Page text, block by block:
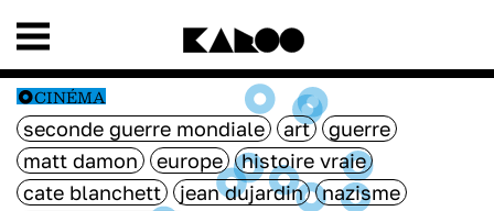
CINÉMA
seconde guerre mondiale art
guerre
matt damon
europe
histoire vraie
cate blanchett
jean dujardin
nazisme